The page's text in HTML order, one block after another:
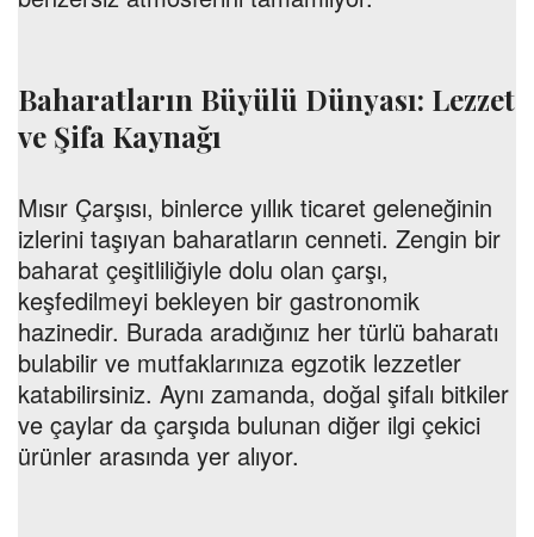
Baharatların Büyülü Dünyası: Lezzet
ve Şifa Kaynağı
Mısır Çarşısı, binlerce yıllık ticaret geleneğinin
izlerini taşıyan baharatların cenneti. Zengin bir
baharat çeşitliliğiyle dolu olan çarşı,
keşfedilmeyi bekleyen bir gastronomik
hazinedir. Burada aradığınız her türlü baharatı
bulabilir ve mutfaklarınıza egzotik lezzetler
katabilirsiniz. Aynı zamanda, doğal şifalı bitkiler
ve çaylar da çarşıda bulunan diğer ilgi çekici
ürünler arasında yer alıyor.